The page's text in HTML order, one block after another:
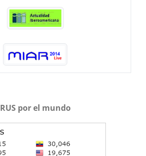
RUS por el mundo